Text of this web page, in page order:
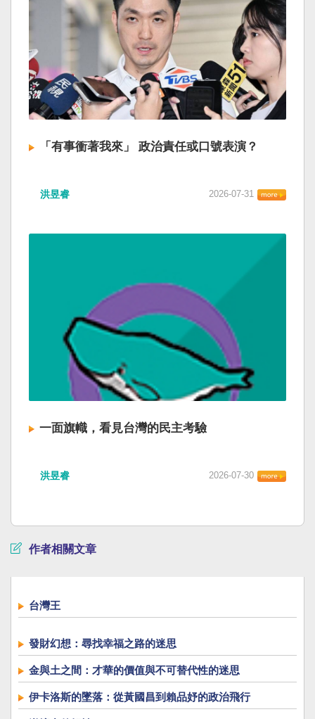
「有事衝著我來」 政治責任或口號表演？
洪昱睿 2026-07-31
一面旗幟，看見台灣的民主考驗
洪昱睿 2026-07-30
作者相關文章
台灣王
發財幻想：尋找幸福之路的迷思
金與土之間：才華的價值與不可替代性的迷思
伊卡洛斯的墜落：從黃國昌到賴品妤的政治飛行